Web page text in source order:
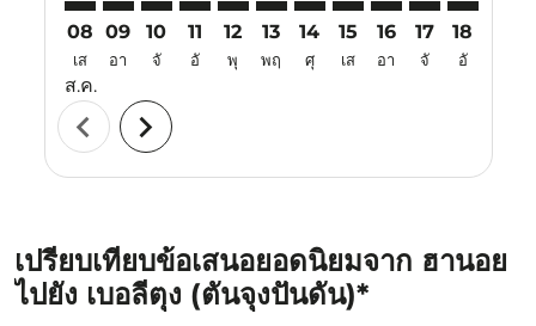
08
เส
ส.ค.
09
อา
10
จั
11
อั
12
พุ
13
พฤ
14
ศุ
15
เส
16
อา
17
จั
18
อั
chevron_left chevron_right
เปรียบเทียบข้อเสนอยอดนิยมจาก ฮานอย
ไปยัง เบอลีตุง (ตันจุงปันดัน)*